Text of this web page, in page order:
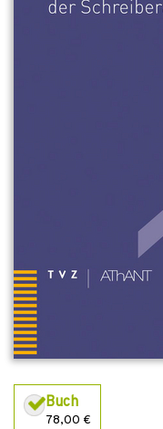
Buch
78,00 €